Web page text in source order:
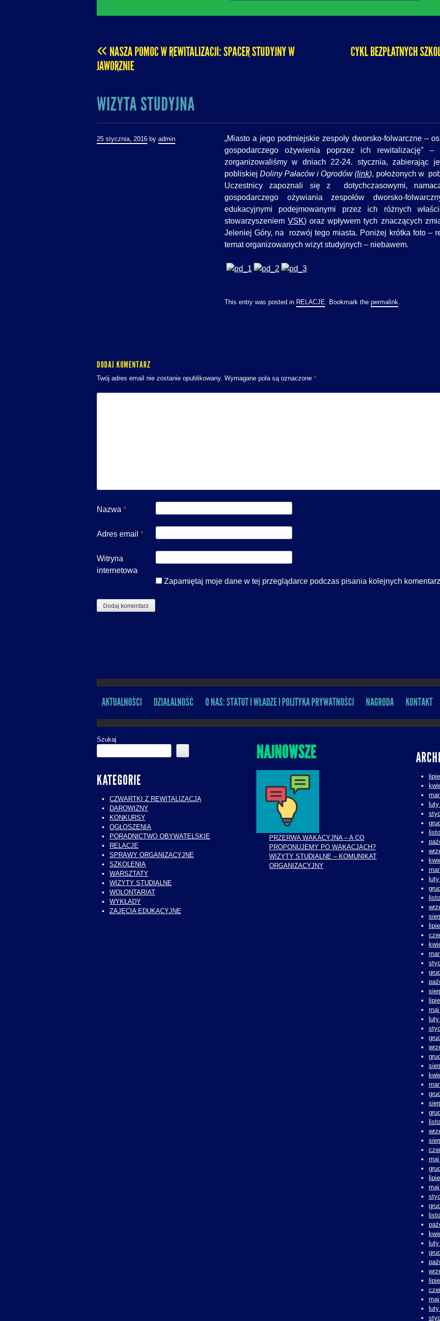
POST
« NASZA POMOC W REWITALIZACJI: SPACER STUDYJNY W
JAWORZNIE
CYKL BEZPŁATNYCH
WIZYTA STUDYJNA
25 stycznia, 2016 by admin
„Miasto a jego podmiejskie zespoły dworsko-folwarczne –
gospodarczego ożywienia poprzez ich rewitalizację”
zorganizowaliśmy w dniach 22-24. stycznia, zabierając
pobliskiejDoliny Pałaców i Ogrodów (link), położonych w
Uczestnicy zapoznali się z dotychczasowymi,
gospodarczego ożywiania zespołów dworsko-
edukacyjnymi podejmowanymi przez ich różnych
stowarzyszeniemVSK) oraz wpływem tych znaczących
Jeleniej Góry, na rozwój tego miasta. Poniżej krótka foto –
temat organizowanych wizyt studyjnych – niebawem.
This entry was posted in RELACJE. Bookmark the permalink.
DODAJ KOMENTARZ
Twój adres email nie zostanie opublikowany. Wymagane pola są oznaczone *
Nazwa *
Adres email *
Witryna
internetowa
Zapamiętaj moje dane w tej przeglądarce podczas pisania kolejnych
MENU
AKTUALNOŚCI DZIAŁALNOŚĆ O NAS: STATUT I WŁADZE I POLITYKA PRYWATNOŚCI NAGRODA KONTAKT
Szukaj
NAJNOWSZE
PRZERWA WAKACYJNA – A CO
PROPONUJEMY PO WAKACJACH?
WIZYTY STUDIALNE – KOMUNIKAT
ORGANIZACYJNY
KATEGORIE
CZWARTKI Z REWITALIZACJĄ
DAROWIZNY
KONKURSY
OGŁOSZENIA
PORADNICTWO OBYWATELSKIE
RELACJE
SPRAWY ORGANIZACYJNE
SZKOLENIA
WARSZTATY
WIZYTY STUDIALNE
WOLONTARIAT
WYKŁADY
ZAJĘCIA EDUKACYJNE